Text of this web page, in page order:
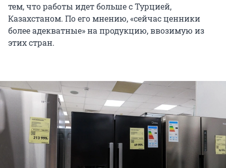
тем, что работы идет больше с Турцией,
Казахстаном. По его мнению, «сейчас ценники
более адекватные» на продукцию, ввозимую из
этих стран.